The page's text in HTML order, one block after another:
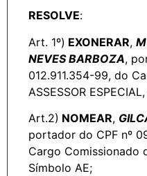
RESOLVE:
Art. 1º) EXONERAR,
NEVES BARBOZA,
012.911.354-99, do
ASSESSOR
Art.2) NOMEAR,
portador do CPF nº
Cargo Comissionado
Símbolo AE;